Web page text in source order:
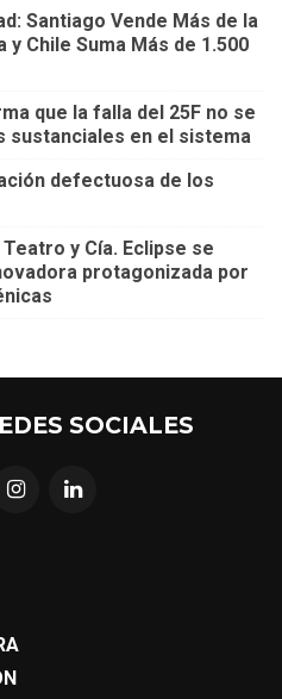
Santiago Vende Más de la
Chile Suma Más de 1.500
que la falla del 25F no se
sustanciales en el sistema
defectuosa de los
y Cía. Eclipse se
protagonizada por
SOCIALES